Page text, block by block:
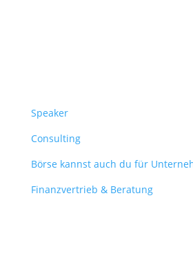
Speaker
Consulting
Börse kannst auch du für
Finanzvertrieb & Beratung